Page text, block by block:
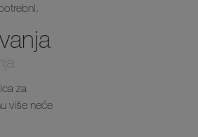
za
više neće